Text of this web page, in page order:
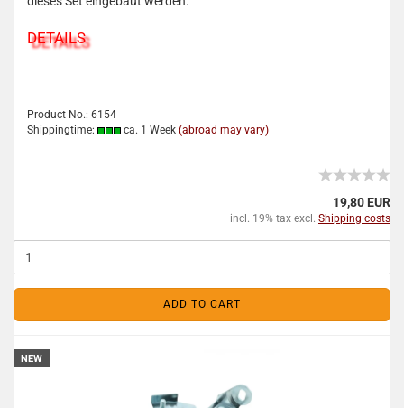
DETAILS
Product No.: 6154
Shippingtime:
ca. 1 Week (abroad may vary)
19,80 EUR
incl. 19% tax excl. Shipping costs
ADD TO CART
NEW